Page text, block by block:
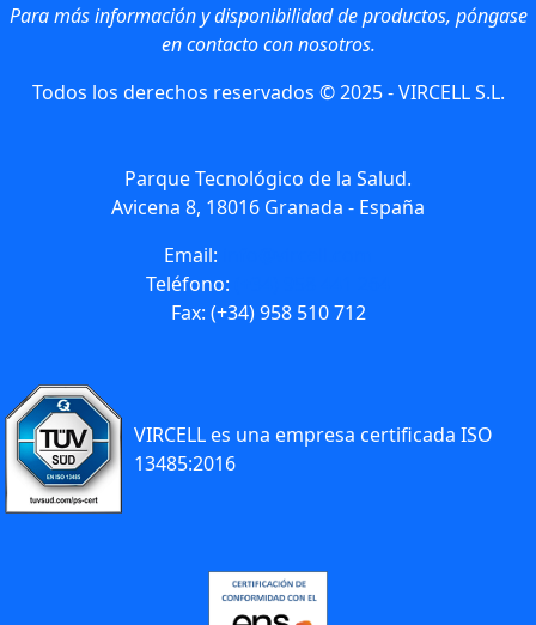
Para más información y disponibilidad de productos, póngase
en contacto con nosotros.
Todos los derechos reservados © 2025 - VIRCELL S.L.
Parque Tecnológico de la Salud.
Avicena 8, 18016 Granada - España
Email:
Teléfono:
Fax: (+34) 958 510 712
VIRCELL es una empresa certificada ISO
13485:2016